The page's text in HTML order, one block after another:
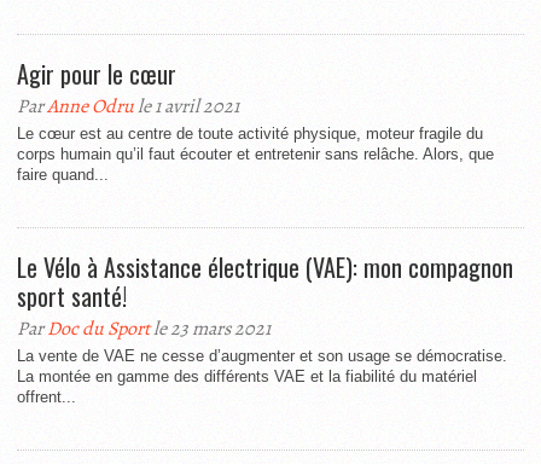
Agir pour le cœur
ParAnne Odrule 1 avril 2021
Le cœur est au centre de toute activité physique, moteur fragile du
corps humain qu’il faut écouter et entretenir sans relâche. Alors, que
faire quand...
Le Vélo à Assistance électrique (VAE): mon compagnon
sport santé!
ParDoc du Sportle 23 mars 2021
La vente de VAE ne cesse d’augmenter et son usage se démocratise.
La montée en gamme des différents VAE et la fiabilité du matériel
offrent...